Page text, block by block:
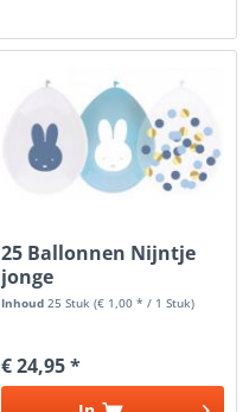
25 Ballonnen Nijntje
jonge
Inhoud 25 Stuk(€ 1,00 * / 1 Stuk)
€ 24,95 *